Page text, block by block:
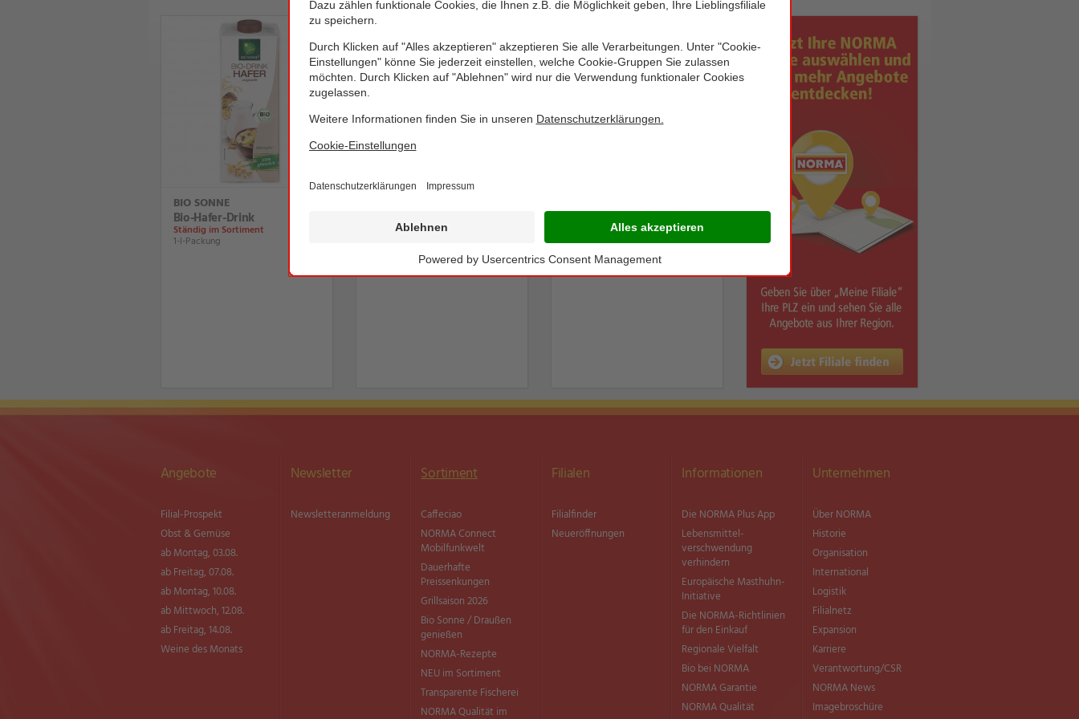
BIO SONNE
Bio-Hafer-Drink
Ständig im Sortiment
1-l-Packung
Vitamin B12
Ständig im Sortiment
Calcium + D3 /
Magnesium 250
Ständig im Sortiment
150 Tabletten
Angebote
Filial-Prospekt
Obst & Gemüse
ab Montag, 03.08.
ab Freitag, 07.08.
ab Montag, 10.08.
ab Mittwoch, 12.08.
ab Freitag, 14.08.
Weine des Monats
Newsletter
Newsletter­anmeldung
Sortiment
Caffeciao
NORMA Connect
Mobilfunkwelt
Dauerhafte
Preissenkungen
Grillsaison 2026
Bio Sonne / Draußen
genießen
NORMA-Rezepte
NEU im Sortiment
Transparente Fischerei
NORMA Qualität im
Filialen
Filialfinder
Neueröffnungen
Informationen
Die NORMA Plus App
Lebensmittel­
verschwendung
verhindern
Europäische Masthuhn-
Initiative
Die NORMA-Richtlinien
für den Einkauf
Regionale Vielfalt
Bio bei NORMA
NORMA Garantie
NORMA Qualität
Unternehmen
Über NORMA
Historie
Organisation
International
Logistik
Filialnetz
Expansion
Karriere
Verantwortung/CSR
NORMA News
Imagebroschüre